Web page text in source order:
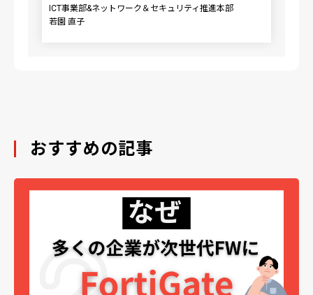
ICT事業部&ネットワーク＆セキュリティ推進本部
若園 直子
おすすめの記事